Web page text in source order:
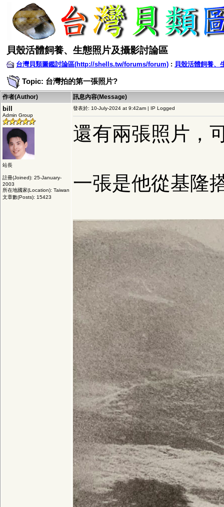
貝殼活體飼養、生態照片及攝影討論區
台灣貝類圖鑑討論區(http://shells.tw/forums/forum) : 貝殼活體飼養、
Topic: 台灣拍的第一張照片?
作者(Author) 訊息內容(Message)
bill
Admin Group
站長
註冊(Joined): 25-January-
2003
所在地國家(Location): Taiwan
文章數(Posts): 15423
發表於: 10-July-2024 at 9:42am | IP Logged
還有兩張照片，
一張是他從基隆